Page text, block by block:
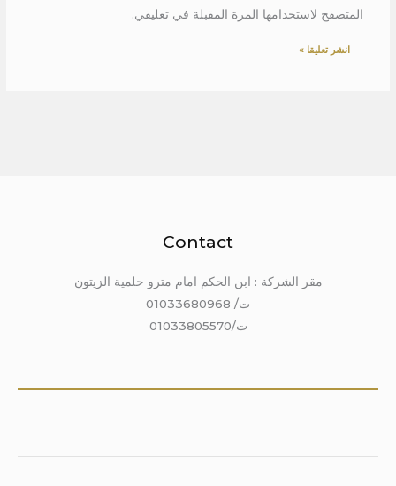
المتصفح لاستخدامها المرة المقبلة في تعليقي.
Contact
مقر الشركة : ابن الحكم امام مترو حلمية الزيتون
ت/ 01033680968
ت/01033805570